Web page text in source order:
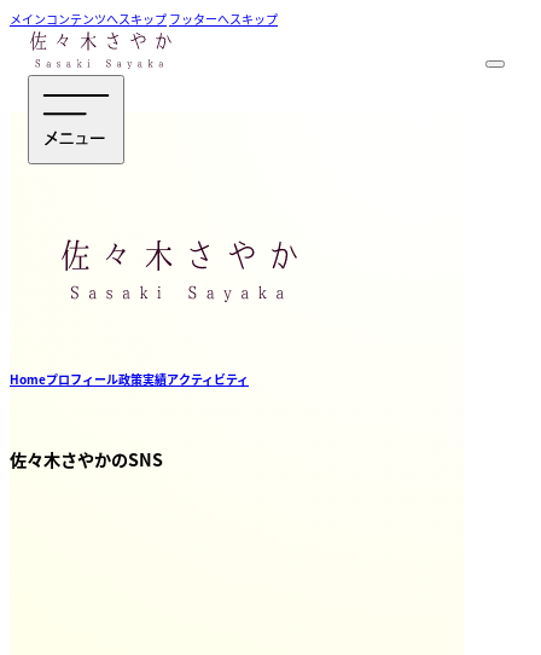
メインコンテンツへスキップ フッターへスキップ
Homeプロフィール政策実績アクティビティ
佐々木さやかのSNS